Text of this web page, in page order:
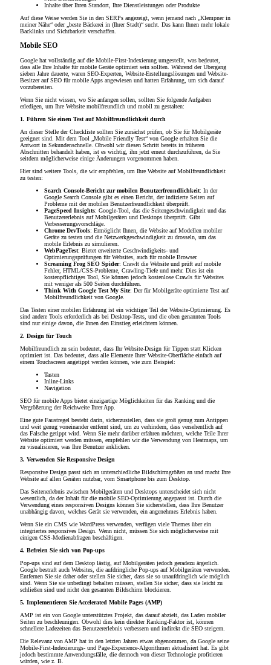
Inhalte über Ihren Standort, Ihre Dienstleistungen oder Produkte
Auf diese Weise werden Sie in den SERPs angezeigt, wenn jemand nach „Klempner in
meiner Nähe“ oder „beste Bäckerei in (Ihrer Stadt)“ sucht. Das kann Ihnen mehr lokale
Backlinks und Sichtbarkeit verschaffen.
Mobile SEO
Google hat vollständig auf die Mobile-First-Indexierung umgestellt, was bedeutet,
dass alle Ihre Inhalte für mobile Geräte optimiert sein sollten. Während der Übergang
sieben Jahre dauerte, waren SEO-Experten, Website-Erstellungslösungen und Website-
Besitzer auf SEO für mobile Apps angewiesen und hatten Erfahrung, um sich darauf
vorzubereiten.
Wenn Sie nicht wissen, wo Sie anfangen sollen, sollten Sie folgende Aufgaben
erledigen, um Ihre Website mobilfreundlich und mobil zu gestalten:
1. Führen Sie einen Test auf Mobilfreundlichkeit durch
An dieser Stelle der Checkliste sollten Sie zunächst prüfen, ob Sie für Mobilgeräte
geeignet sind. Mit dem Tool „Mobile Friendly Test“ von Google erhalten Sie die
Antwort in Sekundenschnelle. Obwohl wir diesen Schritt bereits in früheren
Abschnitten behandelt haben, ist es wichtig, ihn jetzt erneut durchzuführen, da Sie
seitdem möglicherweise einige Änderungen vorgenommen haben.
Hier sind weitere Tools, die wir empfehlen, um Ihre Website auf Mobilfreundlichkeit
zu testen:
Search Console-Bericht zur mobilen Benutzerfreundlichkeit: In der
Google Search Console gibt es einen Bericht, der indizierte Seiten auf
Probleme mit der mobilen Benutzerfreundlichkeit überprüft.
PageSpeed ​​Insights: Google-Tool, das die Seitengeschwindigkeit und das
Benutzererlebnis auf Mobilgeräten und Desktops überprüft. Gibt
Verbesserungsvorschläge.
Chrome DevTools: Ermöglicht Ihnen, die Website auf Modellen mobiler
Geräte zu testen und die Netzwerkgeschwindigkeit zu drosseln, um das
mobile Erlebnis zu simulieren.
WebPageTest: Bietet erweiterte Geschwindigkeits- und
Optimierungsprüfungen für Websites, auch für mobile Browser.
Screaming Frog SEO Spider: Crawlt die Website und prüft auf mobile
Fehler, HTML/CSS-Probleme, Crawling-Tiefe und mehr. Dies ist ein
kostenpflichtiges Tool, Sie können jedoch kostenlose Crawls für Websites
mit weniger als 500 Seiten durchführen.
Think With Google Test My Site: Der für Mobilgeräte optimierte Test auf
Mobilfreundlichkeit von Google.
Das Testen einer mobilen Erfahrung ist ein wichtiger Teil der Website-Optimierung. Es
sind andere Tools erforderlich als bei Desktop-Tests, und die oben genannten Tools
sind nur einige davon, die Ihnen den Einstieg erleichtern können.
2. Design für Touch
Mobilfreundlich zu sein bedeutet, dass Ihr Website-Design für Tippen statt Klicken
optimiert ist. Das bedeutet, dass alle Elemente Ihrer Website-Oberfläche einfach auf
einem Touchscreen angetippt werden können, wie zum Beispiel:
Tasten
Inline-Links
Navigation
SEO für mobile Apps bietet einzigartige Möglichkeiten für das Ranking und die
Vergrößerung der Reichweite Ihrer App.
Eine gute Faustregel besteht darin, sicherzustellen, dass sie groß genug zum Antippen
und weit genug voneinander entfernt sind, um zu verhindern, dass versehentlich auf
das Falsche getippt wird. Wenn Sie mehr darüber erfahren möchten, welche Teile Ihrer
Website optimiert werden müssen, empfehlen wir die Verwendung von Heatmaps, um
zu visualisieren, was Ihre Benutzer anklicken.
3. Verwenden Sie Responsive Design
Responsive Design passt sich an unterschiedliche Bildschirmgrößen an und macht Ihre
Website auf allen Geräten nutzbar, vom Smartphone bis zum Desktop.
Das Seitenerlebnis zwischen Mobilgeräten und Desktops unterscheidet sich nicht
wesentlich, da der Inhalt für die mobile SEO-Optimierung angepasst ist. Durch die
Verwendung eines responsiven Designs können Sie sicherstellen, dass Ihre Benutzer
unabhängig davon, welches Gerät sie verwenden, ein angenehmes Erlebnis haben.
Wenn Sie ein CMS wie WordPress verwenden, verfügen viele Themes über ein
integriertes responsives Design. Wenn nicht, müssen Sie sich möglicherweise mit
einigen CSS-Medienabfragen beschäftigen.
4. Befreien Sie sich von Pop-ups
Pop-ups sind auf dem Desktop lästig, auf Mobilgeräten jedoch geradezu ärgerlich.
Google bestraft auch Websites, die aufdringliche Pop-ups auf Mobilgeräten verwenden.
Entfernen Sie sie daher oder stellen Sie sicher, dass sie so unaufdringlich wie möglich
sind. Wenn Sie sie unbedingt behalten müssen, stellen Sie sicher, dass sie leicht zu
schließen sind und nicht den gesamten Bildschirm blockieren.
5. Implementieren Sie Accelerated Mobile Pages (AMP)
AMP ist ein von Google unterstütztes Projekt, das darauf abzielt, das Laden mobiler
Seiten zu beschleunigen. Obwohl dies kein direkter Ranking-Faktor ist, können
schnellere Ladezeiten das Benutzererlebnis verbessern und indirekt die SEO steigern.
Die Relevanz von AMP hat in den letzten Jahren etwas abgenommen, da Google seine
Mobile-First-Indexierungs- und Page-Experience-Algorithmen aktualisiert hat. Es gibt
jedoch bestimmte Anwendungsfälle, die dennoch von dieser Technologie profitieren
würden, wie z. B.